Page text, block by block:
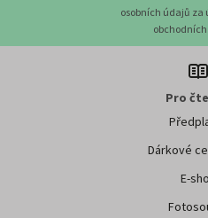
osobních údajů za
Pro
Dárkové
E-